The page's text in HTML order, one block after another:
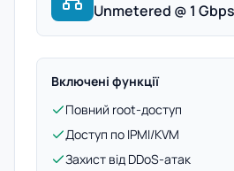
Unmetered @ 1 Gbps
Включені функції
Повний root-доступ
Доступ по IPMI/KVM
Захист від DDoS-атак